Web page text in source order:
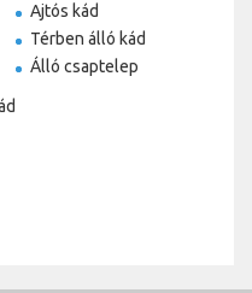
Ajtós kád
Térben álló kád
Álló csaptelep